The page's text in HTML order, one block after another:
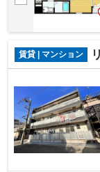
賃貸 | マンション